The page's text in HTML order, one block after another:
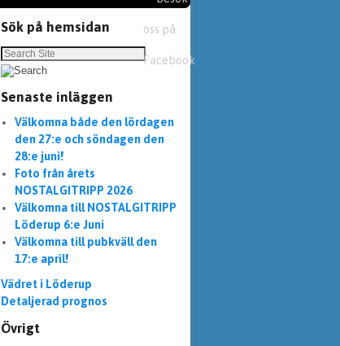
Sök på hemsidan
Senaste inläggen
Välkomna både den lördagen
den 27:e och söndagen den
28:e juni!
Foto från årets
NOSTALGITRIPP 2026
Välkomna till NOSTALGITRIPP
Löderup 6:e Juni
Välkomna till pubkväll den
17:e april!
Vädret i Löderup
Detaljerad prognos
Övrigt